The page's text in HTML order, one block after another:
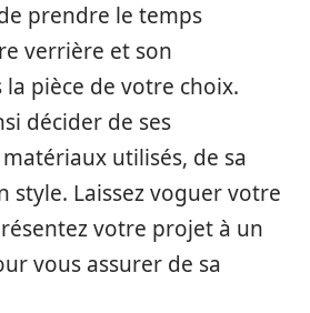
prendre le temps
verrière et son
pièce de votre choix.
décider de ses
utilisés, de sa
style. Laissez voguer votre
votre projet à un
vous assurer de sa